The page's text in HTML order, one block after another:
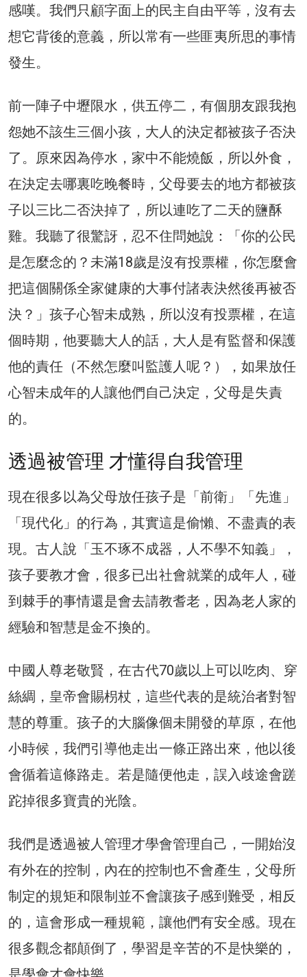
感嘆。我們只顧字面上的民主自由平等，沒有去
想它背後的意義，所以常有一些匪夷所思的事情
發生。
前一陣子中壢限水，供五停二，有個朋友跟我抱
怨她不該生三個小孩，大人的決定都被孩子否決
了。原來因為停水，家中不能燒飯，所以外食，
在決定去哪裏吃晚餐時，父母要去的地方都被孩
子以三比二否決掉了，所以連吃了二天的鹽酥
雞。我聽了很驚訝，忍不住問她說：「你的公民
是怎麼念的？未滿18歲是沒有投票權，你怎麼會
把這個關係全家健康的大事付諸表決然後再被否
決？」孩子心智未成熟，所以沒有投票權，在這
個時期，他要聽大人的話，大人是有監督和保護
他的責任（不然怎麼叫監護人呢？），如果放任
心智未成年的人讓他們自己決定，父母是失責
的。
透過被管理 才懂得自我管理
現在很多以為父母放任孩子是「前衛」「先進」
「現代化」的行為，其實這是偷懶、不盡責的表
現。古人說「玉不琢不成器，人不學不知義」，
孩子要教才會，很多已出社會就業的成年人，碰
到棘手的事情還是會去請教耆老，因為老人家的
經驗和智慧是金不換的。
中國人尊老敬賢，在古代70歲以上可以吃肉、穿
絲綢，皇帝會賜枴杖，這些代表的是統治者對智
慧的尊重。孩子的大腦像個未開發的草原，在他
小時候，我們引導他走出一條正路出來，他以後
會循着這條路走。若是隨便他走，誤入歧途會蹉
跎掉很多寶貴的光陰。
我們是透過被人管理才學會管理自己，一開始沒
有外在的控制，內在的控制也不會產生，父母所
制定的規矩和限制並不會讓孩子感到難受，相反
的，這會形成一種規範，讓他們有安全感。現在
很多觀念都顛倒了，學習是辛苦的不是快樂的，